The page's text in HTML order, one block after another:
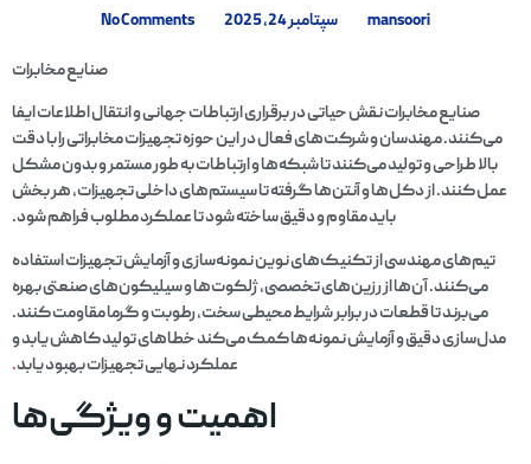
mansoori سپتامبر 24, 2025 No Comments
صنایع مخابرات
صنایع مخابرات نقش حیاتی در برقراری ارتباطات جهانی و انتقال اطلاعات ایفا
می‌کنند. مهندسان و شرکت‌های فعال در این حوزه تجهیزات مخابراتی را با دقت
بالا طراحی و تولید می‌کنند تا شبکه‌ها و ارتباطات به طور مستمر و بدون مشکل
عمل کنند. از دکل‌ها و آنتن‌ها گرفته تا سیستم‌های داخلی تجهیزات، هر بخش
باید مقاوم و دقیق ساخته شود تا عملکرد مطلوب فراهم شود.
تیم‌های مهندسی از تکنیک‌های نوین نمونه‌سازی و آزمایش تجهیزات استفاده
می‌کنند. آن‌ها از رزین‌های تخصصی، ژلکوت‌ها و سیلیکون‌های صنعتی بهره
می‌برند تا قطعات در برابر شرایط محیطی سخت، رطوبت و گرما مقاومت کنند.
مدل‌سازی دقیق و آزمایش نمونه‌ها کمک می‌کند خطاهای تولید کاهش یابد و
عملکرد نهایی تجهیزات بهبود یابد.
اهمیت و ویژگی‌ها